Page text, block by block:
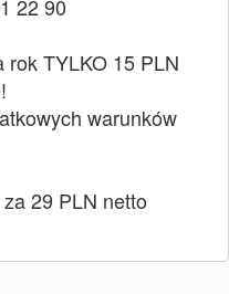
22 90
rok TYLKO 15 PLN
warunków
za 29 PLN netto